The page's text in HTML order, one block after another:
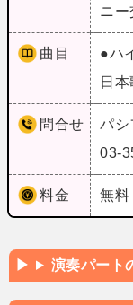
ニ
曲目
●ハ
日本
問合せ
パシ
03-
料金 無料
演奏パート